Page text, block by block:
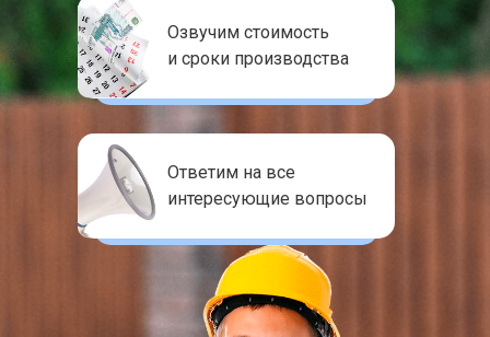
Озвучим стоимость
и сроки производства
Ответим на все
интересующие вопросы